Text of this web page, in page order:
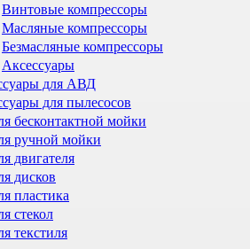
Винтовые компрессоры
Масляные компрессоры
Безмасляные компрессоры
Аксессуары
для АВД
для пылесосов
бесконтактной мойки
ручной мойки
двигателя
дисков
пластика
стекол
текстиля